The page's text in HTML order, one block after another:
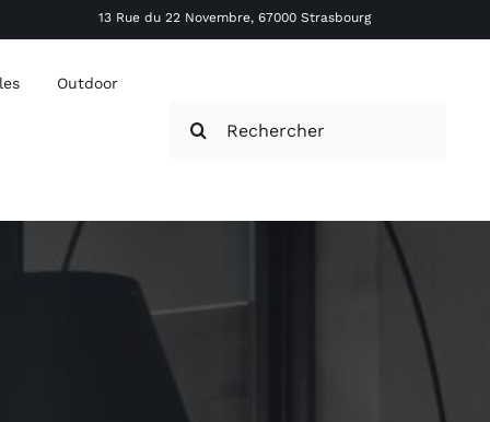
13 Rue du 22 Novembre, 67000 Strasbourg
Outdoor